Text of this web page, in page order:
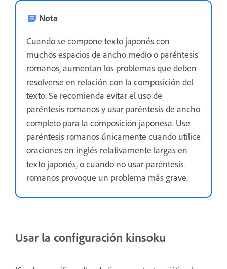
Nota
Cuando se compone texto japonés con
muchos espacios de ancho medio o paréntesis
romanos, aumentan los problemas que deben
resolverse en relación con la composición del
texto. Se recomienda evitar el uso de
paréntesis romanos y usar paréntesis de ancho
completo para la composición japonesa. Use
paréntesis romanos únicamente cuando utilice
oraciones en inglés relativamente largas en
texto japonés, o cuando no usar paréntesis
romanos provoque un problema más grave.
Usar la configuración kinsoku